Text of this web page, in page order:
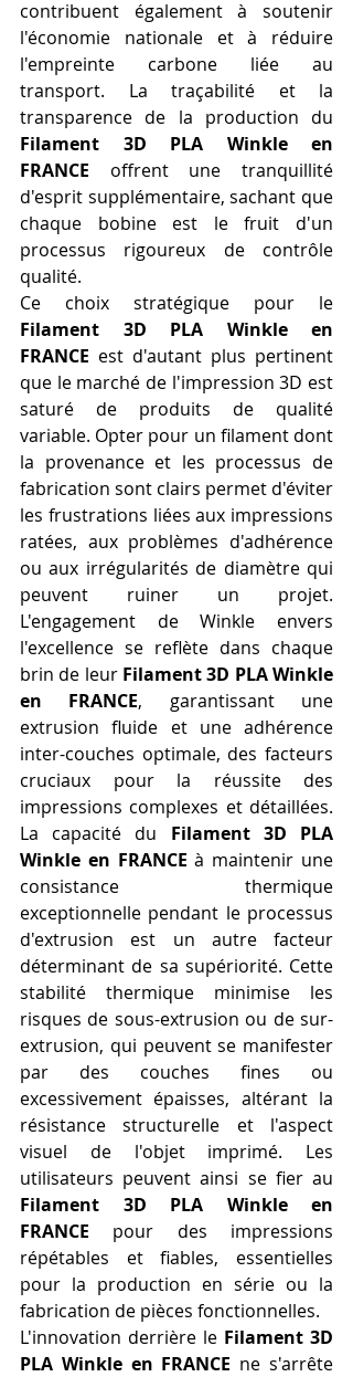
contribuent également à soutenir
l'économie nationale et à réduire
l'empreinte carbone liée au
transport. La traçabilité et la
Filament 3D PLA Winkle en
FRANCE offrent une tranquillité
d'esprit supplémentaire, sachant que
chaque bobine est le fruit d'un
processus rigoureux de contrôle
qualité.
Filament 3D PLA Winkle en
FRANCE est d'autant plus pertinent
que le marché de l'impression 3D est
saturé de produits de qualité
variable. Opter pour un filament dont
la provenance et les processus de
fabrication sont clairs permet d'éviter
les frustrations liées aux impressions
ratées, aux problèmes d'adhérence
ou aux irrégularités de diamètre qui
peuvent ruiner un projet.
L'engagement de Winkle envers
l'excellence se reflète dans chaque
brin de leur Filament 3D PLA Winkle
en FRANCE, garantissant une
extrusion fluide et une adhérence
inter-couches optimale, des facteurs
cruciaux pour la réussite des
impressions complexes et détaillées.
La capacité du Filament 3D PLA
Winkle en FRANCE à maintenir une
consistance thermique
exceptionnelle pendant le processus
d'extrusion est un autre facteur
déterminant de sa supériorité. Cette
stabilité thermique minimise les
risques de sous-extrusion ou de sur-
extrusion, qui peuvent se manifester
par des couches fines ou
excessivement épaisses, altérant la
résistance structurelle et l'aspect
visuel de l'objet imprimé. Les
Filament 3D PLA Winkle en
FRANCE pour des impressions
répétables et fiables, essentielles
pour la production en série ou la
fabrication de pièces fonctionnelles.
L'innovation derrière le Filament 3D
PLA Winkle en FRANCE ne s'arrête